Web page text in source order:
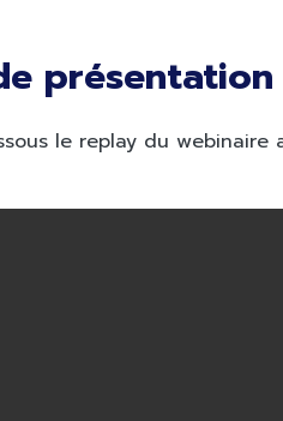
le replay du